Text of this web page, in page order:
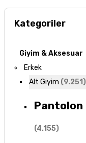
Kategoriler
Giyim & Aksesuar
Erkek
Alt Giyim (9.251)
Pantolon
(4.155)